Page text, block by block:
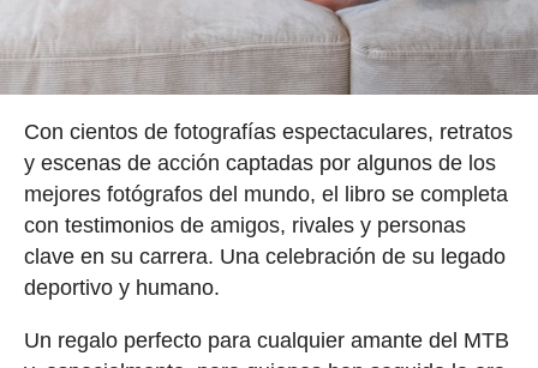
Con cientos de fotografías espectaculares, retratos
y escenas de acción captadas por algunos de los
mejores fotógrafos del mundo, el libro se completa
con testimonios de amigos, rivales y personas
clave en su carrera. Una celebración de su legado
deportivo y humano.
Un regalo perfecto para cualquier amante del MTB